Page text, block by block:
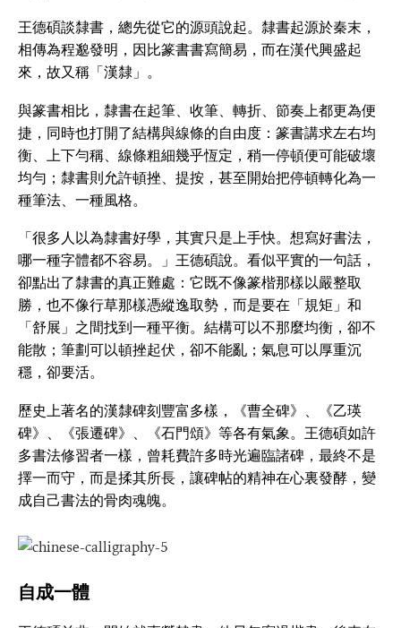
王德碩談隸書，總先從它的源頭說起。隸書起源於秦末，
相傳為程邈發明，因比篆書書寫簡易，而在漢代興盛起
來，故又稱「漢隸」。
與篆書相比，隸書在起筆、收筆、轉折、節奏上都更為便
捷，同時也打開了結構與線條的自由度：篆書講求左右均
衡、上下勻稱、線條粗細幾乎恆定，稍一停頓便可能破壞
均勻；隸書則允許頓挫、提按，甚至開始把停頓轉化為一
種筆法、一種風格。
「很多人以為隸書好學，其實只是上手快。想寫好書法，
哪一種字體都不容易。」王德碩說。看似平實的一句話，
卻點出了隸書的真正難處：它既不像篆楷那樣以嚴整取
勝，也不像行草那樣憑縱逸取勢，而是要在「規矩」和
「舒展」之間找到一種平衡。結構可以不那麼均衡，卻不
能散；筆劃可以頓挫起伏，卻不能亂；氣息可以厚重沉
穩，卻要活。
歷史上著名的漢隸碑刻豐富多樣，《曹全碑》、《乙瑛
碑》、《張遷碑》、《石門頌》等各有氣象。王德碩如許
多書法修習者一樣，曾耗費許多時光遍臨諸碑，最終不是
擇一而守，而是揉其所長，讓碑帖的精神在心裏發酵，變
成自己書法的骨肉魂魄。
自成一體